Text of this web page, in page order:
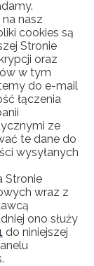
nasz
cookies są
Stronie
oraz
w tym
do e-mail
łączenia
ze
te dane do
wysyłanych
Stronie
wraz z
ono służy
do niniejszej